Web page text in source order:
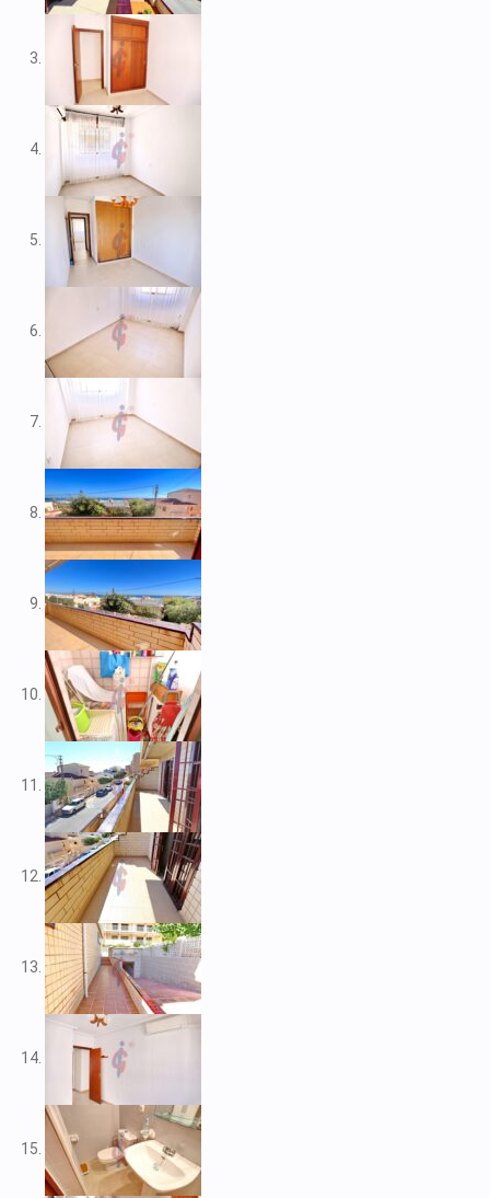
V1974
V1975
V1980
V1984
V2022
V2023
V2024
V2026
V2037
V2038
V2039
V2043
V2045
V2049
V2052
V2060
V2061
V2062
V2077
V2088
V2096
V2100
V2104
V2109
V2111
V2116
V2117
V2120
V2122
V2125
V2127
V2139
V2148
V2156
V2159
V2160
V2161
V2163
V2165
V2172
V2177
V2178
V2183
V2187
V2192
V2199
V2208
V2209
V2212
V2217
V2221
V2222
V2224
V2226
V2228
V2230
V2232
V2235